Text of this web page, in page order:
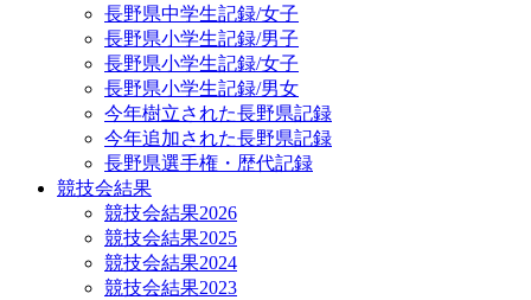
長野県中学生記録/女子
長野県小学生記録/男子
長野県小学生記録/女子
長野県小学生記録/男女
今年樹立された長野県記録
今年追加された長野県記録
長野県選手権・歴代記録
競技会結果
競技会結果2026
競技会結果2025
競技会結果2024
競技会結果2023